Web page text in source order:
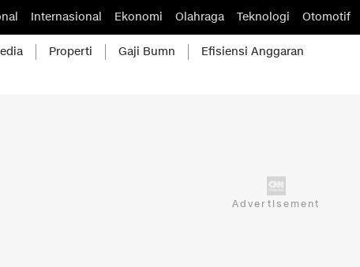
Internasional Ekonomi Olahraga Teknologi Otomotif
Properti Gaji Bumn Efisiensi Anggaran